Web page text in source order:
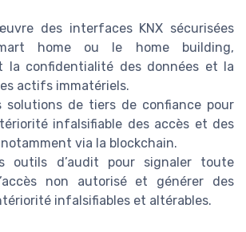
des interfaces KNX sécurisées
home ou le home building,
la confidentialité des données et la
actifs immatériels.
solutions de tiers de confiance pour
infalsifiable des accès et des
via la blockchain.
outils d’audit pour signaler toute
non autorisé et générer des
infalsifiables et altérables.